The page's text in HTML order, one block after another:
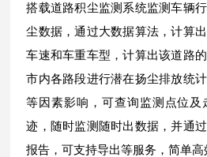
搭载道路积尘监测系统监测车辆
尘数据，通过大数据算法，计算
车速和车重车型，计算出该道路
市内各路段进行潜在扬尘排放统
等因素影响，可查询监测点位及
迹，随时监测随时出数据，并通
报告，可支持导出等服务，简单高